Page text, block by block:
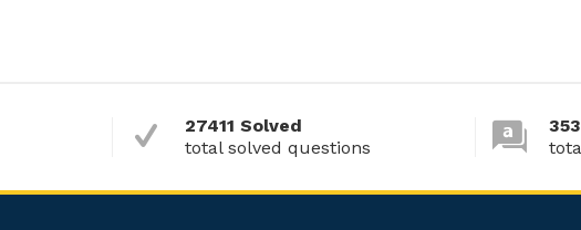
27411 Solved
total solved questions